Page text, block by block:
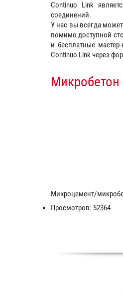
Continuo Link
соединений.
У нас вы всегда
помимо доступной
и бесплатные
Continuo Link через
Микробетон
Микроцемент/
Просмотров: 52364